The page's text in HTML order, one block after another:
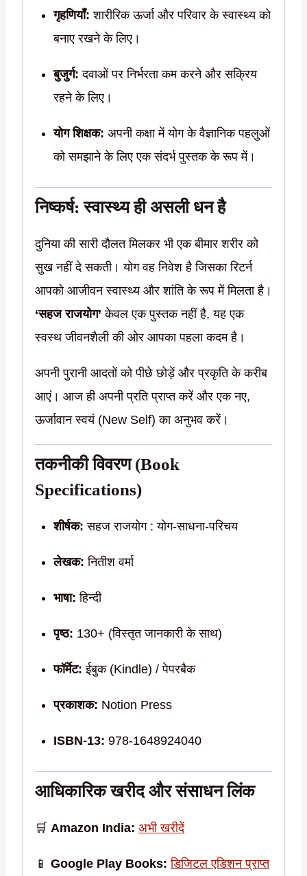
गृहणियाँ: शारीरिक ऊर्जा और परिवार के स्वास्थ्य को
बनाए रखने के लिए।
बुजुर्ग: दवाओं पर निर्भरता कम करने और सक्रिय
रहने के लिए।
योग शिक्षक: अपनी कक्षा में योग के वैज्ञानिक पहलुओं
को समझाने के लिए एक संदर्भ पुस्तक के रूप में।
निष्कर्ष: स्वास्थ्य ही असली धन है
दुनिया की सारी दौलत मिलकर भी एक बीमार शरीर को
सुख नहीं दे सकती। योग वह निवेश है जिसका रिटर्न
आपको आजीवन स्वास्थ्य और शांति के रूप में मिलता है।
‘सहज राजयोग’ केवल एक पुस्तक नहीं है, यह एक
स्वस्थ जीवनशैली की ओर आपका पहला कदम है।
अपनी पुरानी आदतों को पीछे छोड़ें और प्रकृति के करीब
आएं। आज ही अपनी प्रति प्राप्त करें और एक नए,
ऊर्जावान स्वयं (New Self) का अनुभव करें।
तकनीकी विवरण (Book
Specifications)
शीर्षक: सहज राजयोग : योग-साधना-परिचय
लेखक: नितीश वर्मा
भाषा: हिन्दी
पृष्ठ: 130+ (विस्तृत जानकारी के साथ)
फॉर्मेट: ईबुक (Kindle) / पेपरबैक
प्रकाशक: Notion Press
ISBN-13: 978-1648924040
आधिकारिक खरीद और संसाधन लिंक
🛒 Amazon India: अभी खरीदें
📱 Google Play Books: डिजिटल एडिशन प्राप्त